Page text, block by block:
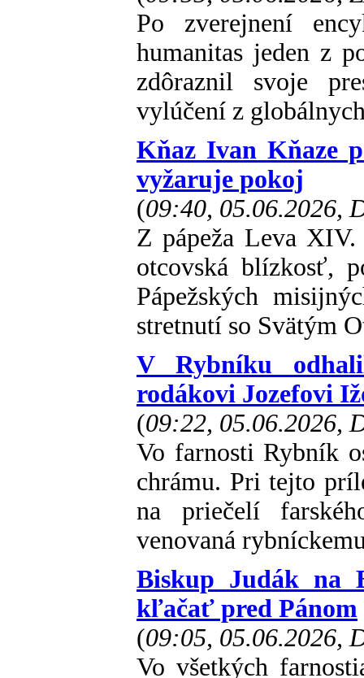
Po zverejnení
humanitas jeden z
zdôraznil svoje
vylúčení z
Kňaz Ivan Kňaze
vyžaruje pokoj
(09:40, 05.06.2026,
Z pápeža Leva
otcovská blízkosť,
Pápežských
stretnutí so Svätým
V Rybníku
rodákovi Jozefovi
(09:22, 05.06.2026,
Vo farnosti Rybník
chrámu. Pri tejto
na priečelí
venovaná
Biskup Judák na
kľačať pred Pánom
(09:05, 05.06.2026,
Vo všetkých